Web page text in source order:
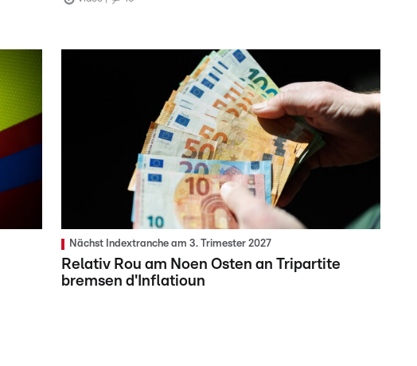
Nächst Indextranche am 3. Trimester 2027
Relativ Rou am Noen Osten an Tripartite
bremsen d'Inflatioun